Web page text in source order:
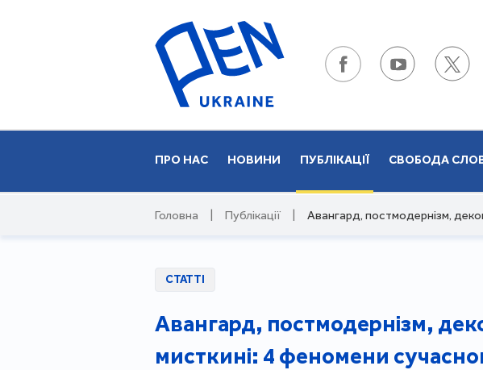
ПРО НАС НОВИНИ ПУБЛІКАЦІЇ СВОБОДА
Головна Публікації Авангард, постмодернізм,
СТАТТІ
Авангард, постмодернізм,
мисткині: 4 феномени